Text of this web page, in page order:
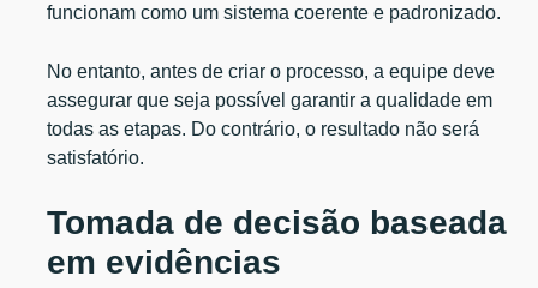
funcionam como um sistema coerente e padronizado.
No entanto, antes de criar o processo, a equipe deve
assegurar que seja possível garantir a qualidade em
todas as etapas. Do contrário, o resultado não será
satisfatório.
Tomada de decisão baseada
em evidências